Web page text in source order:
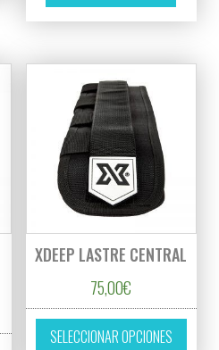
XDEEP LASTRE CENTRAL
75,00€
SELECCIONAR OPCIONES
Este